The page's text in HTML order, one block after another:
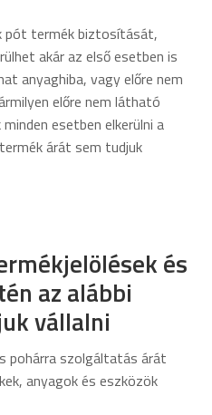
pót termék biztosítását,
akár az első esetben is
anyaghiba, vagy előre nem
előre nem látható
esetben elkerülni a
árát sem tudjuk
és
az alábbi
vállalni
pohárra szolgáltatás árát
anyagok és eszközök